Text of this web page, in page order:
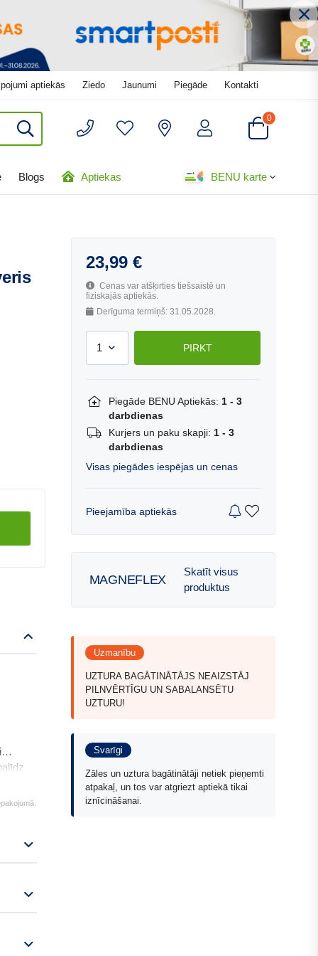
aptiekās Ziedo Jaunumi Piegāde Kontakti
0
Blogs Aptiekas BENU karte
23,99 €
Cenas var atšķirties tiešsaistē un
fiziskajās aptiekās.
Derīguma termiņš: 31.05.2028.
1 PIRKT
Piegāde BENU Aptiekās: 1 - 3
darbdienas
Kurjers un paku skapji: 1 - 3
darbdienas
Visas piegādes iespējas un cenas
Pieejamība aptiekās
MAGNEFLEX
Skatīt visus
produktus
Uzmanību
UZTURA BAGĀTINĀTĀJS NEAIZSTĀJ
PILNVĒRTĪGU UN SABALANSĒTU
UZTURU!
Svarīgi
Zāles un uztura bagātinātāji netiek pieņemti
atpakaļ, un tos var atgriezt aptiekā tikai
iznīcināšanai.